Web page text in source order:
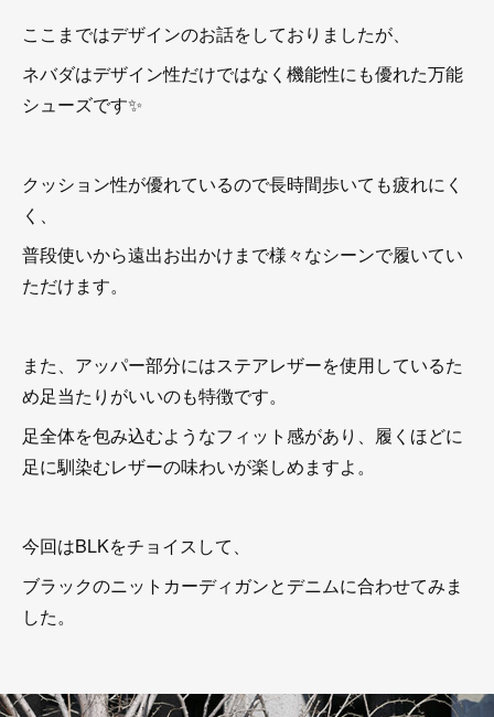
ここまではデザインのお話をしておりましたが、
ネバダはデザイン性だけではなく機能性にも優れた万能
シューズです✨
クッション性が優れているので長時間歩いても疲れにく
く、
普段使いから遠出お出かけまで様々なシーンで履いてい
ただけます。
また、アッパー部分にはステアレザーを使用しているた
め足当たりがいいのも特徴です。
足全体を包み込むようなフィット感があり、履くほどに
足に馴染むレザーの味わいが楽しめますよ。
今回はBLKをチョイスして、
ブラックのニットカーディガンとデニムに合わせてみま
した。